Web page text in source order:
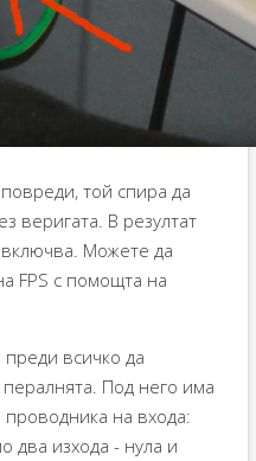
той спира да
веригата. В резултат
Можете да
FPS с помощта на
всичко да
Под него има
на входа:
два изхода - нула и